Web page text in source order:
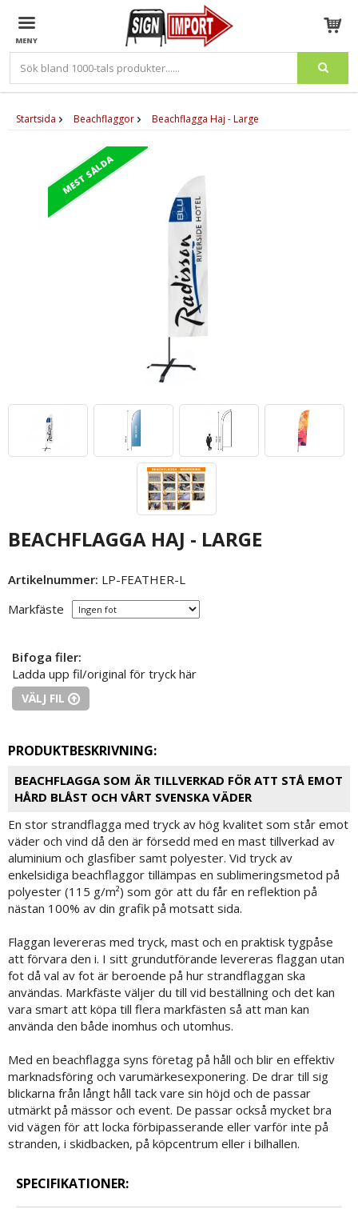
Produkten har blivit tillagd i varukorgen
Startsida Beachflaggor Beachflagga Haj - Large
MEST SÅLDA
BEACHFLAGGA HAJ - LARGE
Artikelnummer: LP-FEATHER-L
Markfäste
Bifoga filer:
Ladda upp fil/original för tryck här
VÄLJ FIL
PRODUKTBESKRIVNING:
BEACHFLAGGA SOM ÄR TILLVERKAD FÖR ATT STÅ EMOT
HÅRD BLÅST OCH VÅRT SVENSKA VÄDER
En stor strandflagga med tryck av hög kvalitet som står emot
väder och vind då den är försedd med en mast tillverkad av
aluminium och glasfiber samt polyester. Vid tryck av
enkelsidiga beachflaggor tillämpas en sublimeringsmetod på
polyester (115 g/m²) som gör att du får en reflektion på
nästan 100% av din grafik på motsatt sida.
Flaggan levereras med tryck, mast och en praktisk tygpåse
att förvara den i. I sitt grundutförande levereras flaggan utan
fot då val av fot är beroende på hur strandflaggan ska
användas. Markfäste väljer du till vid beställning och det kan
vara smart att köpa till flera markfästen så att man kan
använda den både inomhus och utomhus.
Med en beachflagga syns företag på håll och blir en effektiv
marknadsföring och varumärkesexponering. De drar till sig
blickarna från långt håll tack vare sin höjd och de passar
utmärkt på mässor och event. De passar också mycket bra
vid vägen för att locka förbipasserande eller varför inte på
stranden, i skidbacken, på köpcentrum eller i bilhallen.
SPECIFIKATIONER: